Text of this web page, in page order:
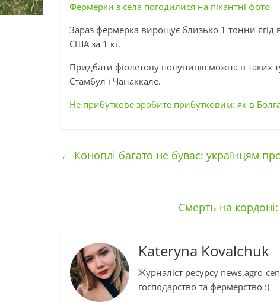
Фермерки з села погодилися на пікантні фото
Зараз фермерка вирощує близько 1 тонни ягід
США за 1 кг.
Придбати фіолетову полуницю можна в таких
Стамбул і Чанаккале.
Не прибуткове зробите прибутковим: як в
← Коноплі багато не буває: українцям
Смерть на
Kateryna Kovalchuk
Журналіст ресурсу news.agro-
господарство та фермерство :)